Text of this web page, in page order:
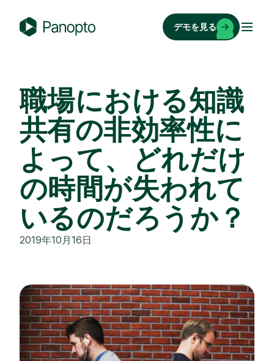
o
p
t
o
デモを見る
職場における知識
共有の非効率性に
よって、どれだけ
の時間が失われて
いるのだろうか？
2019年10月16日